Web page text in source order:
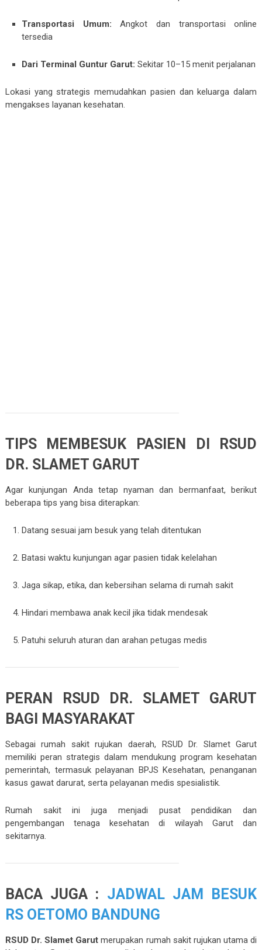
Transportasi Umum: Angkot dan transportasi online
tersedia
Dari Terminal Guntur Garut: Sekitar 10–15 menit perjalanan
Lokasi yang strategis memudahkan pasien dan keluarga dalam
mengakses layanan kesehatan.
TIPS MEMBESUK PASIEN DI RSUD
DR. SLAMET GARUT
Agar kunjungan Anda tetap nyaman dan bermanfaat, berikut
beberapa tips yang bisa diterapkan:
Datang sesuai jam besuk yang telah ditentukan
Batasi waktu kunjungan agar pasien tidak kelelahan
Jaga sikap, etika, dan kebersihan selama di rumah sakit
Hindari membawa anak kecil jika tidak mendesak
Patuhi seluruh aturan dan arahan petugas medis
PERAN RSUD DR. SLAMET GARUT
BAGI MASYARAKAT
Sebagai rumah sakit rujukan daerah, RSUD Dr. Slamet Garut
memiliki peran strategis dalam mendukung program kesehatan
pemerintah, termasuk pelayanan BPJS Kesehatan, penanganan
kasus gawat darurat, serta pelayanan medis spesialistik.
Rumah sakit ini juga menjadi pusat pendidikan dan
pengembangan tenaga kesehatan di wilayah Garut dan
sekitarnya.
BACA JUGA : JADWAL JAM BESUK
RS OETOMO BANDUNG
RSUD Dr. Slamet Garut merupakan rumah sakit rujukan utama di